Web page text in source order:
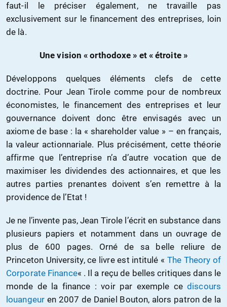
faut-il le préciser également, ne travaille pas
exclusivement sur le financement des entreprises, loin
de là.
Une vision « orthodoxe » et « étroite »
Développons quelques éléments clefs de cette
doctrine. Pour Jean Tirole comme pour de nombreux
économistes, le financement des entreprises et leur
gouvernance doivent donc être envisagés avec un
axiome de base : la « shareholder value » – en français,
la valeur actionnariale. Plus précisément, cette théorie
affirme que l’entreprise n’a d’autre vocation que de
maximiser les dividendes des actionnaires, et que les
autres parties prenantes doivent s’en remettre à la
providence de l’Etat !
Je ne l’invente pas, Jean Tirole l’écrit en substance dans
plusieurs papiers et notamment dans un ouvrage de
plus de 600 pages. Orné de sa belle reliure de
Princeton University, ce livre est intitulé « The Theory of
Corporate Finance« . Il a reçu de belles critiques dans le
monde de la finance : voir par exemple cediscours
louangeuren 2007 de Daniel Bouton, alors patron de la